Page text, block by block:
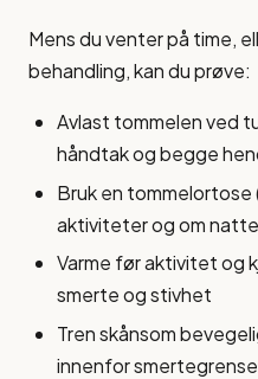
Mens du venter på time,
behandling, kan du prøve:
Avlast tommelen ved
håndtak og begge
Bruk en
aktiviteter og om
Varme før aktivitet og
smerte og stivhet
Tren skånsom
innenfor